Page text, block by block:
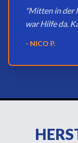
"Mitten in der
war Hilfe da.
- NICO P.